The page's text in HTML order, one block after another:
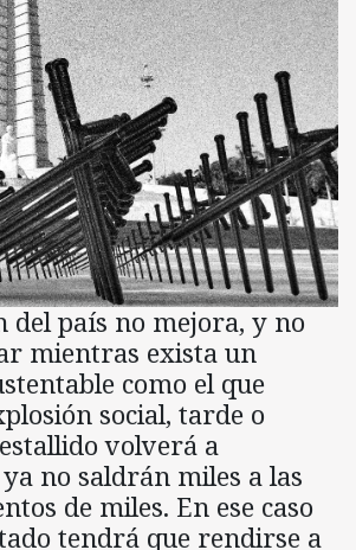
del país no mejora, y no
mientras exista un
como el que
social, tarde o
volverá a
no saldrán miles a las
de miles. En ese caso
tendrá que rendirse a